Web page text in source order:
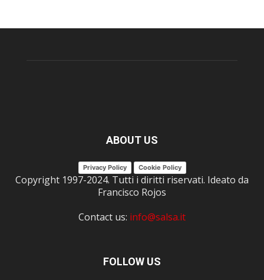
ABOUT US
Privacy Policy Cookie Policy
Copyright 1997-2024. Tutti i diritti riservati. Ideato da
Francisco Rojos
Contact us: info@salsa.it
FOLLOW US